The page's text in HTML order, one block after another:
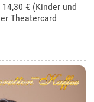
14,30 € (Kinder und
Theatercard